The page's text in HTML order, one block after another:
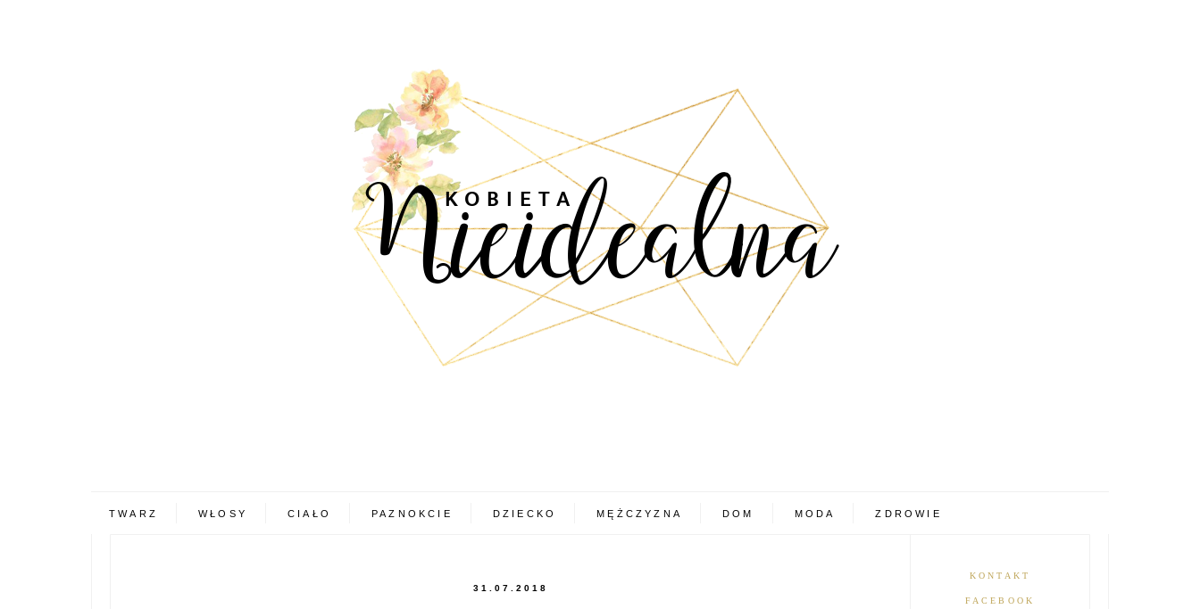
TWARZ WŁOSY CIAŁO PAZNOKCIE DZIECKO MĘŻCZYZNA DOM MODA ZDROWIE
31.07.2018
KONTAKT
FACEBOOK